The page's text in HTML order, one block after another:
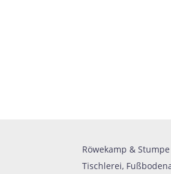
Röwekamp & Stumpe
Tischlerei,